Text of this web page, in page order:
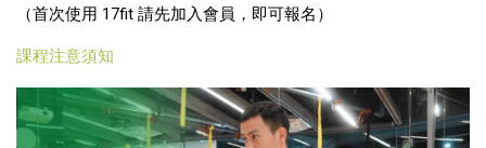
（首次使用 17fit 請先加入會員，即可報名）
課程注意須知